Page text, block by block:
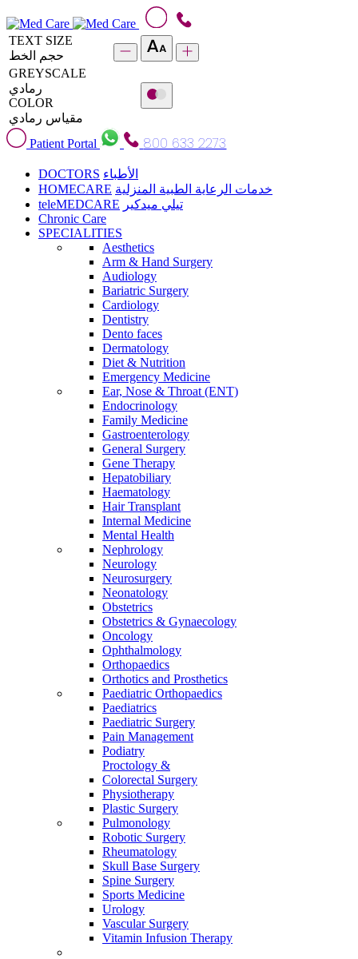
TEXT SIZE
حجم الخط
GREYSCALE
رمادي
COLOR
مقياس رمادي
Patient Portal
800 633 2273
DOCTORS الأطباء
HOMECARE خدمات الرعاية الطبية المنزلية
teleMEDCARE تيلي ميدكير
Chronic Care
SPECIALITIES
Aesthetics
Arm & Hand Surgery
Audiology
Bariatric Surgery
Cardiology
Dentistry
Dento faces
Dermatology
Diet & Nutrition
Emergency Medicine
Ear, Nose & Throat (ENT)
Endocrinology
Family Medicine
Gastroenterology
General Surgery
Gene Therapy
Hepatobiliary
Haematology
Hair Transplant
Internal Medicine
Mental Health
Nephrology
Neurology
Neurosurgery
Neonatology
Obstetrics
Obstetrics & Gynaecology
Oncology
Ophthalmology
Orthopaedics
Orthotics and Prosthetics
Paediatric Orthopaedics
Paediatrics
Paediatric Surgery
Pain Management
Podiatry
Proctology &
Colorectal Surgery
Physiotherapy
Plastic Surgery
Pulmonology
Robotic Surgery
Rheumatology
Skull Base Surgery
Spine Surgery
Sports Medicine
Urology
Vascular Surgery
Vitamin Infusion Therapy